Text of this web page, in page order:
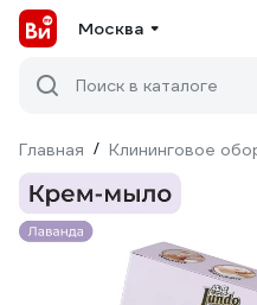
Москва
Поиск в каталоге
Главная / Клининговое